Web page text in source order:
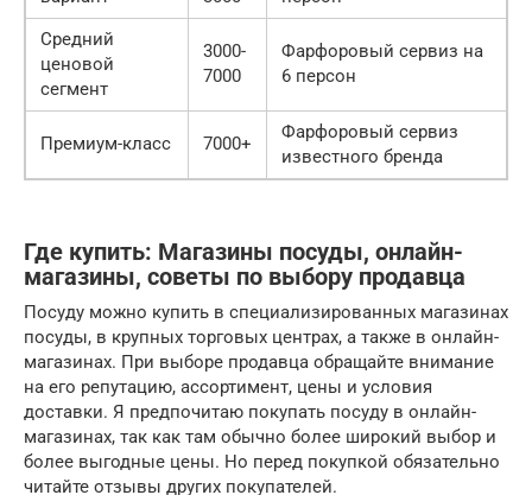
Средний
ценовой
сегмент
3000-
7000
Фарфоровый сервиз на
6 персон
Премиум-класс 7000+
Фарфоровый сервиз
известного бренда
Где купить: Магазины посуды, онлайн-
магазины, советы по выбору продавца
Посуду можно купить в специализированных магазинах
посуды, в крупных торговых центрах, а также в онлайн-
магазинах. При выборе продавца обращайте внимание
на его репутацию, ассортимент, цены и условия
доставки. Я предпочитаю покупать посуду в онлайн-
магазинах, так как там обычно более широкий выбор и
более выгодные цены. Но перед покупкой обязательно
читайте отзывы других покупателей.